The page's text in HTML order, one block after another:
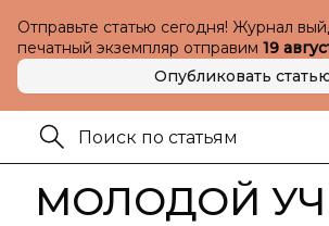
Отправьте статью сегодня! Журнал
печатный экземпляр отправим 19
Опубликовать
МОЛОДОЙ